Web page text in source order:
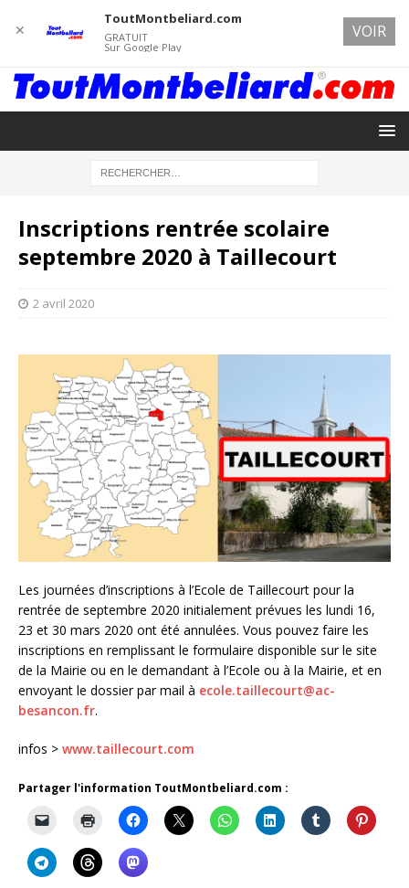
Inscriptions rentrée scolaire
septembre 2020 à Taillecourt
2 avril 2020
Les journées d’inscriptions à l’Ecole de Taillecourt pour la
rentrée de septembre 2020 initialement prévues les lundi 16,
23 et 30 mars 2020 ont été annulées. Vous pouvez faire les
inscriptions en remplissant le formulaire disponible sur le site
de la Mairie ou en le demandant à l’Ecole ou à la Mairie, et en
envoyant le dossier par mail à ecole.taillecourt@ac-
besancon.fr.
infos > www.taillecourt.com
Partager l'information ToutMontbeliard.com :
✕
ToutMontbeliard.com
GRATUIT
Sur Google Play
VOIR